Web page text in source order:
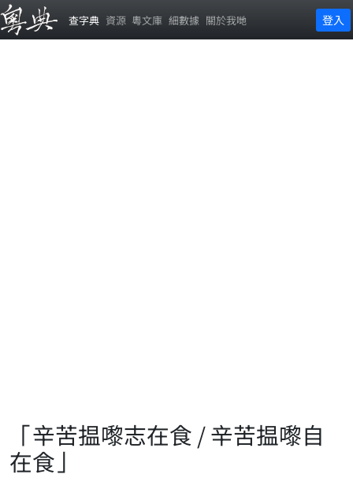
查字典 資源 粵文庫 細數據 關於我哋 登入
「辛苦揾嚟志在食 / 辛苦揾嚟自
在食」